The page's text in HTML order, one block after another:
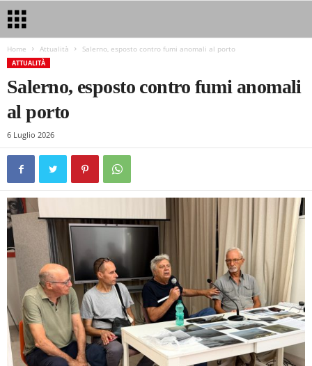
Home Attualità Salerno, esposto contro fumi anomali al porto
ATTUALITÀ
Salerno, esposto contro fumi anomali
al porto
6 Luglio 2026